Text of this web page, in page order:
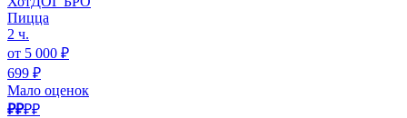
Пицца
2 ч.
от 5 000 ₽
699 ₽
Мало оценок
₽₽₽₽